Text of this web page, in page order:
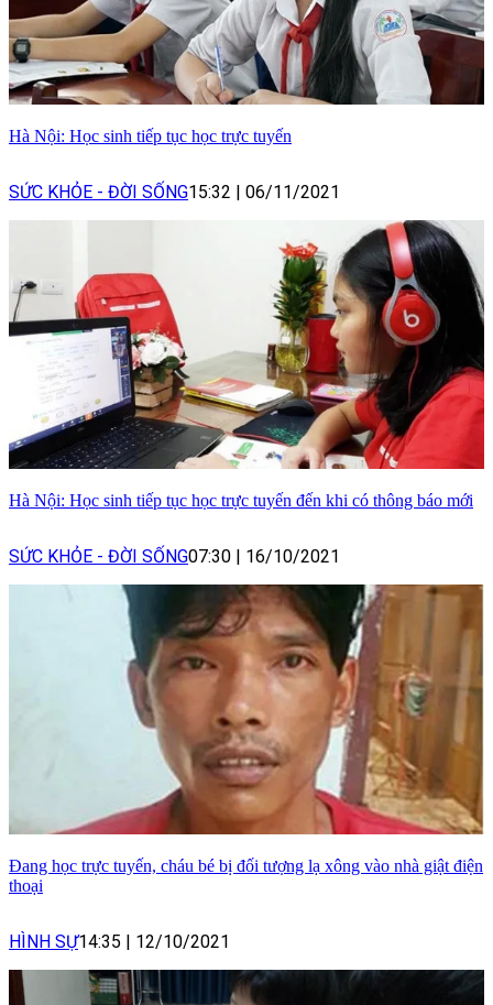
Hà Nội: Học sinh tiếp tục học trực tuyến
SỨC KHỎE - ĐỜI SỐNG15:32 | 06/11/2021
Hà Nội: Học sinh tiếp tục học trực tuyến đến khi có thông báo mới
SỨC KHỎE - ĐỜI SỐNG07:30 16/10/2021
Đang học trực tuyến, cháu bé bị đối tượng lạ xông vào nhà giật điện
thoại
HÌNH SỰ14:35 | 12/10/2021